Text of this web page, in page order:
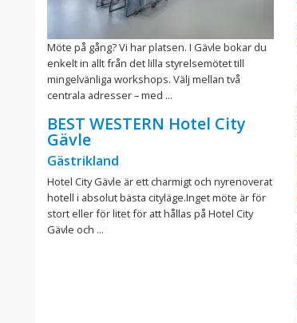
Möte på gång? Vi har platsen. I Gävle bokar du
enkelt in allt från det lilla styrelsemötet till
mingelvänliga workshops. Välj mellan två
centrala adresser – med ...
BEST WESTERN Hotel City
Gävle
Gästrikland
Hotel City Gävle är ett charmigt och nyrenoverat
hotell i absolut bästa cityläge.Inget möte är för
stort eller för litet för att hållas på Hotel City
Gävle och ...